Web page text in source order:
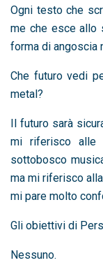
Ogni testo che
me che esce allo
forma di angoscia
Che futuro vedi
metal?
Il futuro sarà
mi riferisco alle
sottobosco
ma mi riferisco
mi pare molto
Gli obiettivi di
Nessuno.